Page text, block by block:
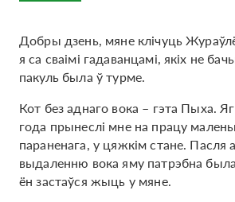
Добры дзень, мяне клічуць
я са сваімі гадаванцамі, якіх не
пакуль была ў турме.
Кот без аднаго вока – гэта Пыха.
года прынеслі мне на працу
параненага, у цяжкім стане. Пасля
выдаленню вока яму патрэбна была
ён застаўся жыць у мяне.